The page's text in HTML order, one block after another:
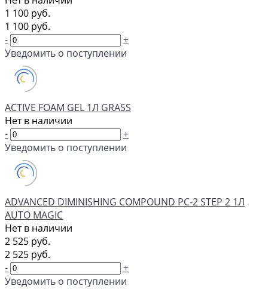
1 100 руб.
1 100 руб.
-
+
Уведомить о поступлении
ACTIVE FOAM GEL 1Л GRASS
Нет в наличии
-
+
Уведомить о поступлении
ADVANCED DIMINISHING COMPOUND PC-2 STEP 2 1Л
AUTO MAGIC
Нет в наличии
2 525 руб.
2 525 руб.
-
+
Уведомить о поступлении